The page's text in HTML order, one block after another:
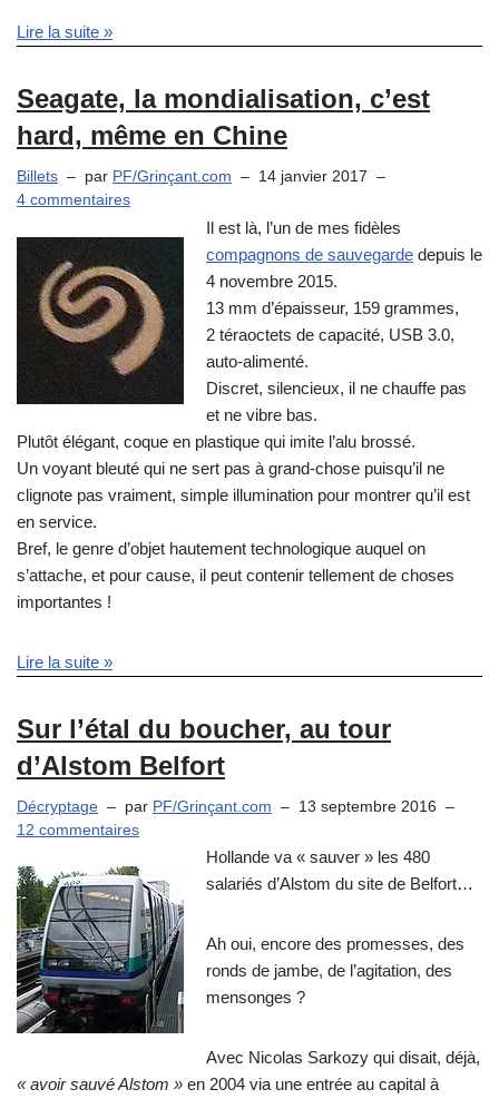
Lire la suite »
Seagate, la mondialisation, c’est
hard, même en Chine
Billets par PF/Grinçant.com
14 janvier 2017
4 commentaires
Il est là, l’un de mes fidèles
compagnons de sauvegarde depuis le
4 novembre 2015.
13 mm d’épaisseur, 159 grammes,
2 téraoctets de capacité, USB 3.0,
auto-alimenté.
Discret, silencieux, il ne chauffe pas
et ne vibre bas.
Plutôt élégant, coque en plastique qui imite l’alu brossé.
Un voyant bleuté qui ne sert pas à grand-chose puisqu’il ne
clignote pas vraiment, simple illumination pour montrer qu’il est
en service.
Bref, le genre d’objet hautement technologique auquel on
s’attache, et pour cause, il peut contenir tellement de choses
importantes !
Lire la suite »
Sur l’étal du boucher, au tour
d’Alstom Belfort
Décryptage par PF/Grinçant.com
13 septembre 2016
12 commentaires
Hollande va « sauver » les 480
salariés d’Alstom du site de Belfort…
Ah oui, encore des promesses, des
ronds de jambe, de l’agitation, des
mensonges ?
Avec Nicolas Sarkozy qui disait, déjà,
« avoir sauvé Alstom » en 2004 via une entrée au capital à